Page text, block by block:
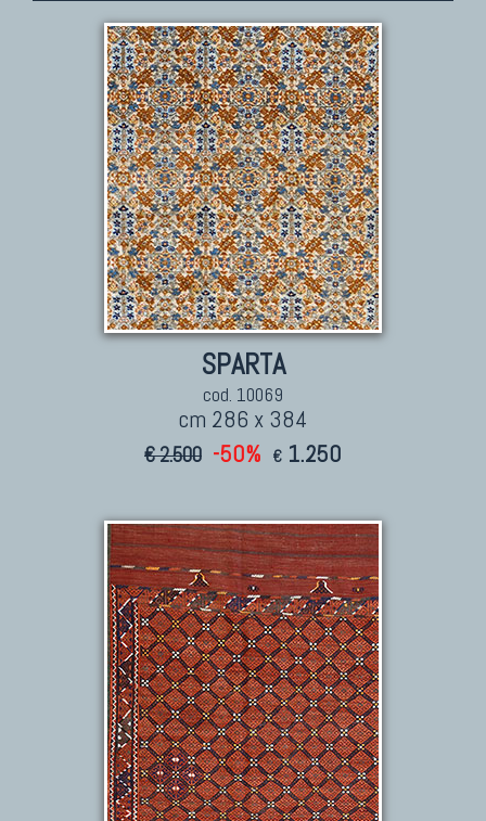
TAPPETI DI DESIGN D'ARTE
Marco Nereo Rotelli
Daniela Marchetti
Chuk Palu
Giorgio Palù
Fabio Morandi
Vito Catalano
TAPPETI PERSIANI
Tappeti Persiani Vecchi
Tappeti Persiani Nuovi
Tappeti Persiani Moderni
SPARTA
cod. 10069
cm 286 x 384
€ 2.500 -50% € 1.250